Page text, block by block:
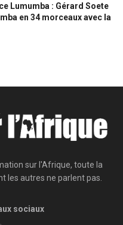
Lumumba : Gérard Soete
en 34 morceaux avec la
sur l'Afrique, toute la
les autres ne parlent pas.
sociaux